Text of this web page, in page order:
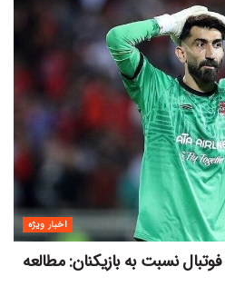
اخبار ویژه
نسبت به بازیکنان: مطالعه